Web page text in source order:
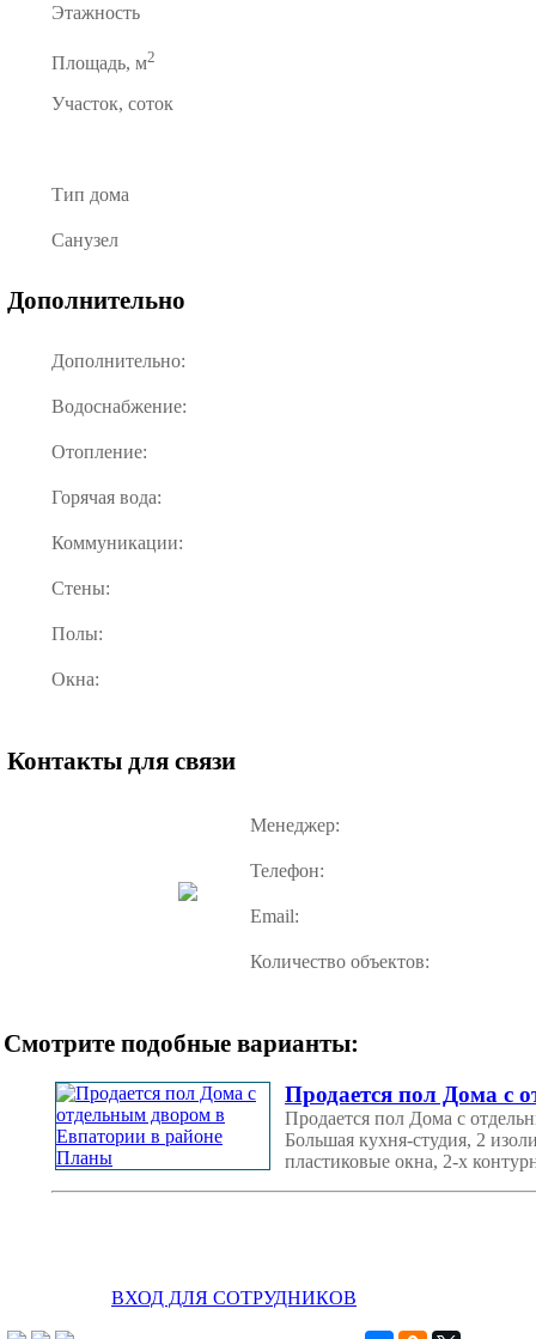
Этажность
Площадь, м2
Участок, соток
Тип дома
Санузел
Дополнительно
Дополнительно:
Водоснабжение:
Отопление:
Горячая вода:
Коммуникации:
Стены:
Полы:
Окна:
Контакты для связи
Менеджер:
Телефон:
Email:
Количество объектов:
Смотрите подобные варианты:
Продается пол Дома с
Продается пол Дома с
Большая кухня-студия, 2
пластиковые окна, 2-х
ВХОД ДЛЯ СОТРУДНИКОВ